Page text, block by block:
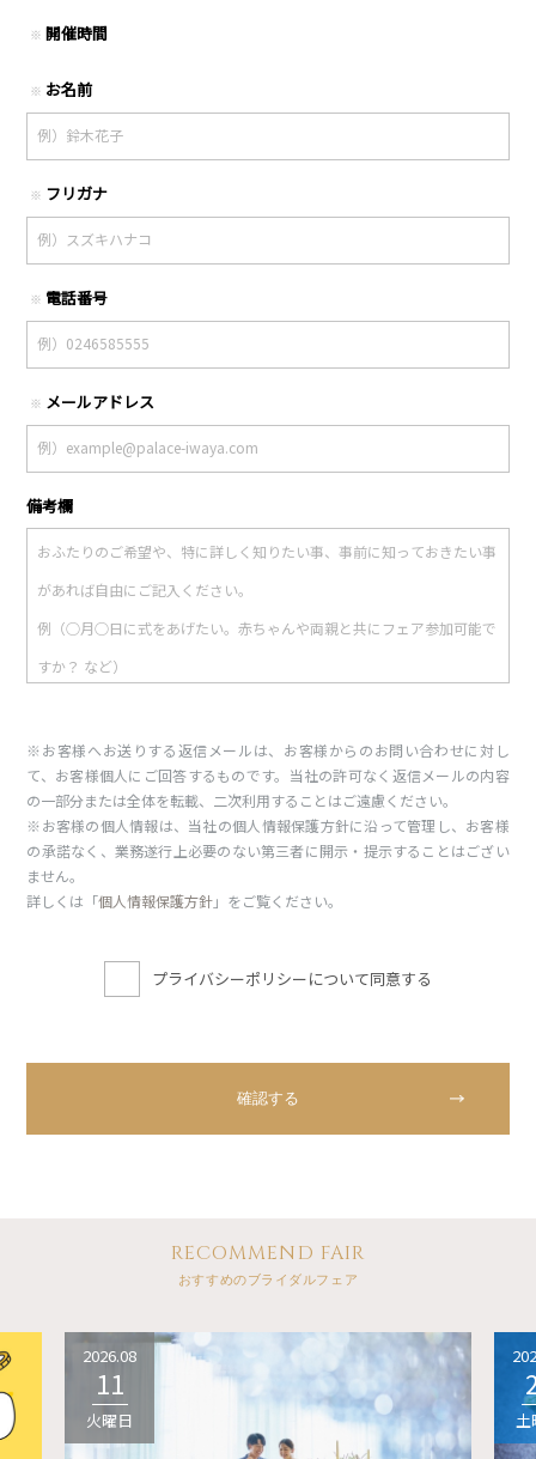
※ 開催時間
※ お名前
※ フリガナ
※ 電話番号
※ メールアドレス
備考欄
※お客様へお送りする返信メールは、お客様からのお問い合わせに対し
て、お客様個人にご回答するものです。当社の許可なく返信メールの内容
の一部分または全体を転載、二次利用することはご遠慮ください。
※お客様の個人情報は、当社の個人情報保護方針に沿って管理し、お客様
の承諾なく、業務遂行上必要のない第三者に開示・提示することはござい
ません。
詳しくは「個人情報保護方針」をご覧ください。
プライバシーポリシーについて同意する
RECOMMEND FAIR
おすすめのブライダルフェア
2026.08
11
火曜日 土